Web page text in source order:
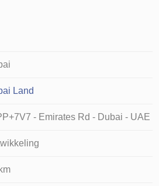
Land
- Emirates Rd - Dubai - UAE